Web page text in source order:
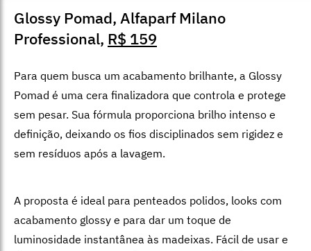
Glossy Pomad, Alfaparf Milano
Professional, R$ 159
Para quem busca um acabamento brilhante, a Glossy
Pomad é uma cera finalizadora que controla e protege
sem pesar. Sua fórmula proporciona brilho intenso e
definição, deixando os fios disciplinados sem rigidez e
sem resíduos após a lavagem.
A proposta é ideal para penteados polidos, looks com
acabamento glossy e para dar um toque de
luminosidade instantânea às madeixas. Fácil de usar e